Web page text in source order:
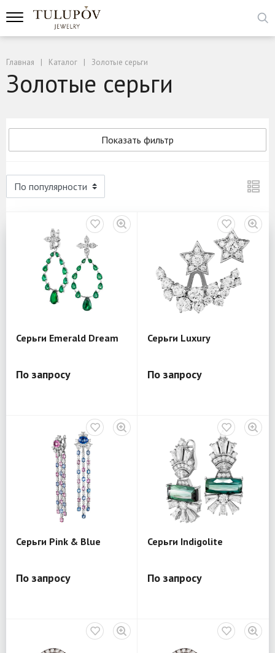
Главная Каталог Золотые серьги
Золотые серьги
Показать фильтр
Серьги Emerald Dream
По запросу
Серьги Luxury
По запросу
Серьги Pink & Blue
По запросу
Серьги Indigolite
По запросу